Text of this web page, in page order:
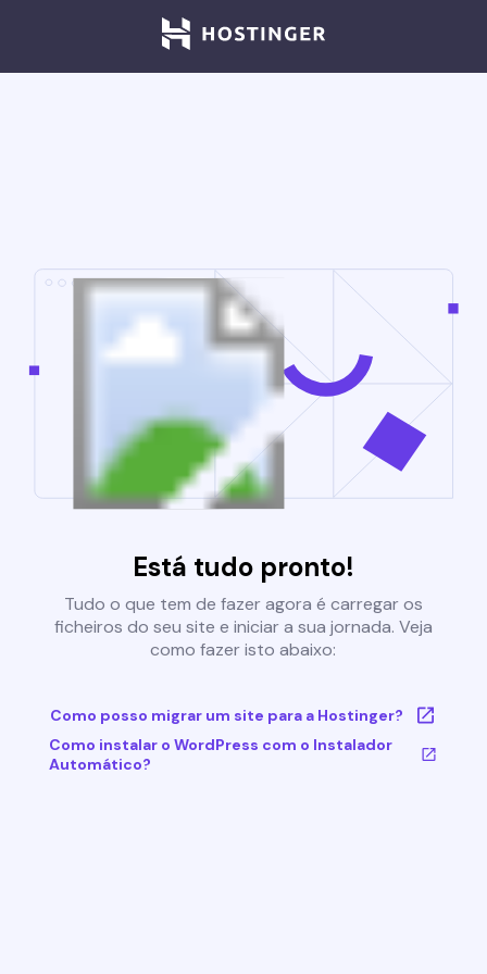
Está tudo pronto!
Tudo o que tem de fazer agora é carregar os
ficheiros do seu site e iniciar a sua jornada. Veja
como fazer isto abaixo:
Como posso migrar um site para a Hostinger?
Como instalar o WordPress com o Instalador
Automático?